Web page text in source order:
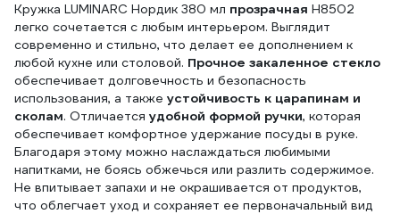
Кружка LUMINARC Нордик 380 мл прозрачная H8502
легко сочетается с любым интерьером. Выглядит
современно и стильно, что делает ее дополнением к
любой кухне или столовой. Прочное закаленное стекло
обеспечивает долговечность и безопасность
использования, а также устойчивость к царапинам и
сколам. Отличается удобной формой ручки, которая
обеспечивает комфортное удержание посуды в руке.
Благодаря этому можно наслаждаться любимыми
напитками, не боясь обжечься или разлить содержимое.
Не впитывает запахи и не окрашивается от продуктов,
что облегчает уход и сохраняет ее первоначальный вид